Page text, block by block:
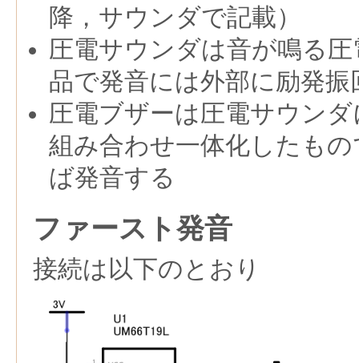
降，サウンダで記載）
圧電サウンダは音が鳴る
品で発音には外部に励発
圧電ブザーは圧電サウン
組み合わせ一体化したも
ば発音する
ファースト発音
接続は以下のとおり